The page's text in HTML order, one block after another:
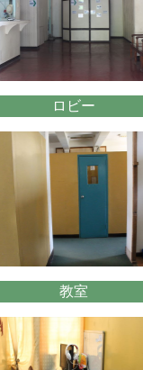
ロビー
教室